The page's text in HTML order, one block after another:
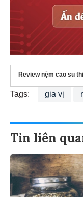
Review nệm cao su
Tags: gia vị
Tin liên